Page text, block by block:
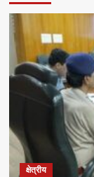
क्षेत्रीय